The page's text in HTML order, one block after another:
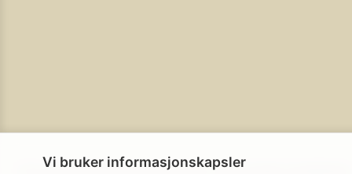
PersonvernBrukerbetingelserCookie-policyCookie-innstillinger
Vi bruker informasjonskapsler